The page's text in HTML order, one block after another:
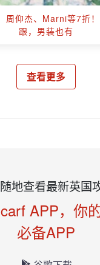
周仰杰、Marni等7折
跟，男装也有
查看更多
地查看最新英国
APP，你
必备APP